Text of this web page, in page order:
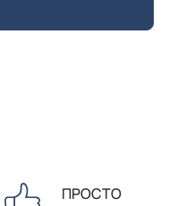
ПРОСТО